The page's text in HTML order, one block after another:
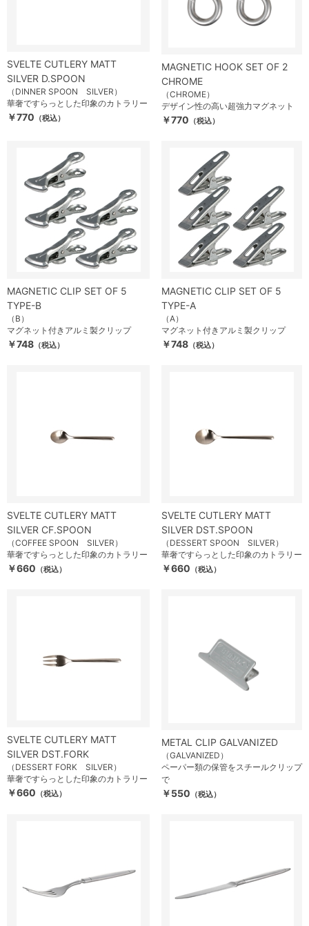
SVELTE CUTLERY MATT
SILVER D.SPOON
（DINNER SPOON SILVER）
華奢ですらっとした印象のカトラリー
￥770 （税込）
MAGNETIC HOOK SET OF 2
CHROME
（CHROME）
デザイン性の高い超強力マグネット
￥770 （税込）
MAGNETIC CLIP SET OF 5
TYPE-B
（B）
マグネット付きアルミ製クリップ
￥748 （税込）
MAGNETIC CLIP SET OF 5
TYPE-A
（A）
マグネット付きアルミ製クリップ
￥748 （税込）
SVELTE CUTLERY MATT
SILVER CF.SPOON
（COFFEE SPOON SILVER）
華奢ですらっとした印象のカトラリー
￥660 （税込）
SVELTE CUTLERY MATT
SILVER DST.SPOON
（DESSERT SPOON SILVER）
華奢ですらっとした印象のカトラリー
￥660 （税込）
SVELTE CUTLERY MATT
SILVER DST.FORK
（DESSERT FORK SILVER）
華奢ですらっとした印象のカトラリー
￥660 （税込）
METAL CLIP GALVANIZED
（GALVANIZED）
ペーパー類の保管をスチールクリップ
で
￥550 （税込）